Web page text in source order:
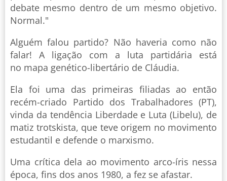
debate mesmo dentro de um mesmo objetivo.
Normal."
Alguém falou partido? Não haveria como não
falar! A ligação com a luta partidária está
no mapa genético-libertário de Cláudia.
Ela foi uma das primeiras filiadas ao então
recém-criado Partido dos Trabalhadores (PT),
vinda da tendência Liberdade e Luta (Libelu), de
matiz trotskista, que teve origem no movimento
estudantil e defende o marxismo.
Uma crítica dela ao movimento arco-íris nessa
época, fins dos anos 1980, a fez se afastar.